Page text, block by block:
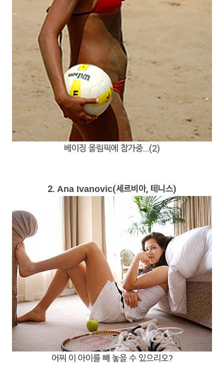
베이징 올림픽에 참가중...(2)
2. Ana Ivanovic(세르비아, 테니스)
어찌 이 아이를 빼 놓을 수 있으리오?